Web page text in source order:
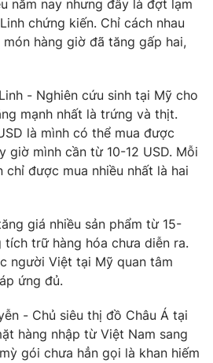
lai
Podcast
Shorts video
Bất động sản
năm nay nhưng đây là đợt lạm
chứng kiến. Chỉ cách nhau
hàng giờ đã tăng gấp hai,
- Nghiên cứu sinh tại Mỹ cho
mạnh nhất là trứng và thịt.
là mình có thể mua được
giờ mình cần từ 10-12 USD. Mỗi
được mua nhiều nhất là hai
giá nhiều sản phẩm từ 15-
tích trữ hàng hóa chưa diễn ra.
người Việt tại Mỹ quan tâm
ứng đủ.
- Chủ siêu thị đồ Châu Á tại
hàng nhập từ Việt Nam sang
gói chưa hẳn gọi là khan hiếm